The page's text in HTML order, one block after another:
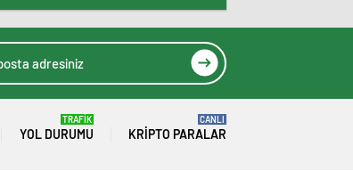
YOL DURUMU
TRAFİK
KRIPTO PARALAR
CANLI